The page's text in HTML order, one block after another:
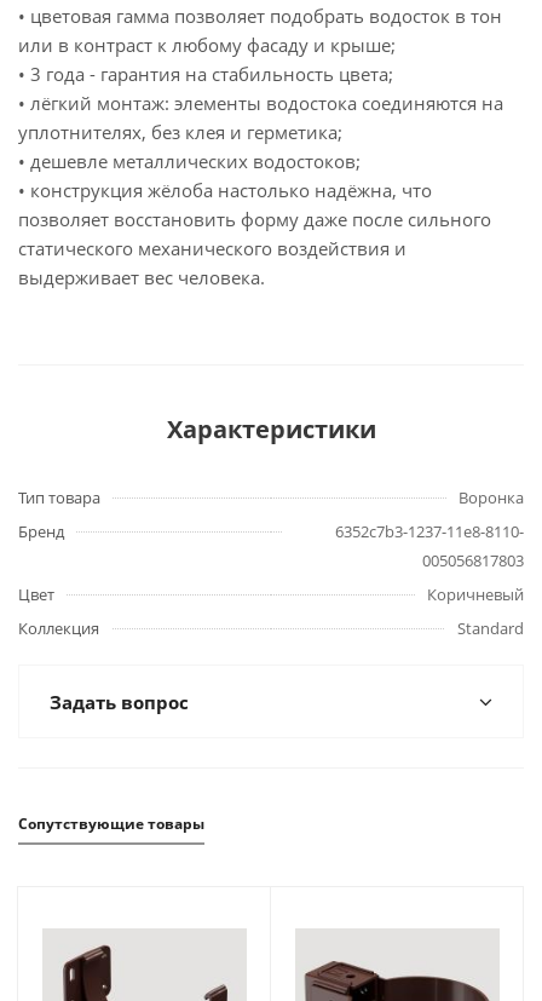
• цветовая гамма позволяет подобрать водосток в тон
или в контраст к любому фасаду и крыше;
• 3 года - гарантия на стабильность цвета;
• лёгкий монтаж: элементы водостока соединяются на
уплотнителях, без клея и герметика;
• дешевле металлических водостоков;
• конструкция жёлоба настолько надёжна, что
позволяет восстановить форму даже после сильного
статического механического воздействия и
выдерживает вес человека.
Характеристики
Тип товара
Воронка
Бренд
6352c7b3-1237-11e8-8110-
005056817803
Цвет
Коричневый
Коллекция
Standard
Задать вопрос
Сопутствующие товары